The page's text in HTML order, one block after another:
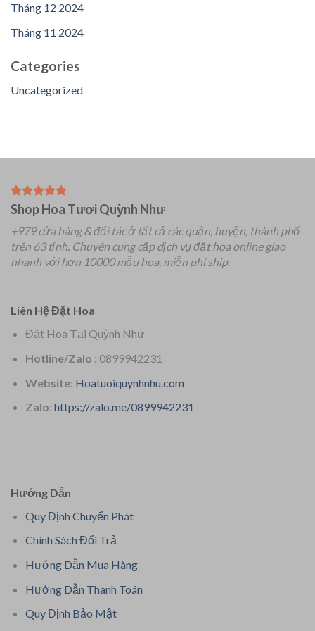
Tháng 12 2024
Tháng 11 2024
Categories
Uncategorized
Shop Hoa Tươi Quỳnh Như
+979 cửa hàng & đối tác ở tất cả các quận, huyện, thành phố
trên 63 tỉnh. Chuyên cung cấp dịch vụ đặt hoa online giao
nhanh với hơn 10000 mẫu hoa, miễn phí ship.
Liên Hệ Đặt Hoa
Đặt Hoa Tại Quỳnh Như
Hotline/Zalo : 0899942231
Website: Hoatuoiquynhnhu.com
Zalo: https://zalo.me/0899942231
Hướng Dẫn
Quy Định Chuyển Phát
Chính Sách Đổi Trả
Hướng Dẫn Mua Hàng
Hướng Dẫn Thanh Toán
Quy Định Bảo Mật